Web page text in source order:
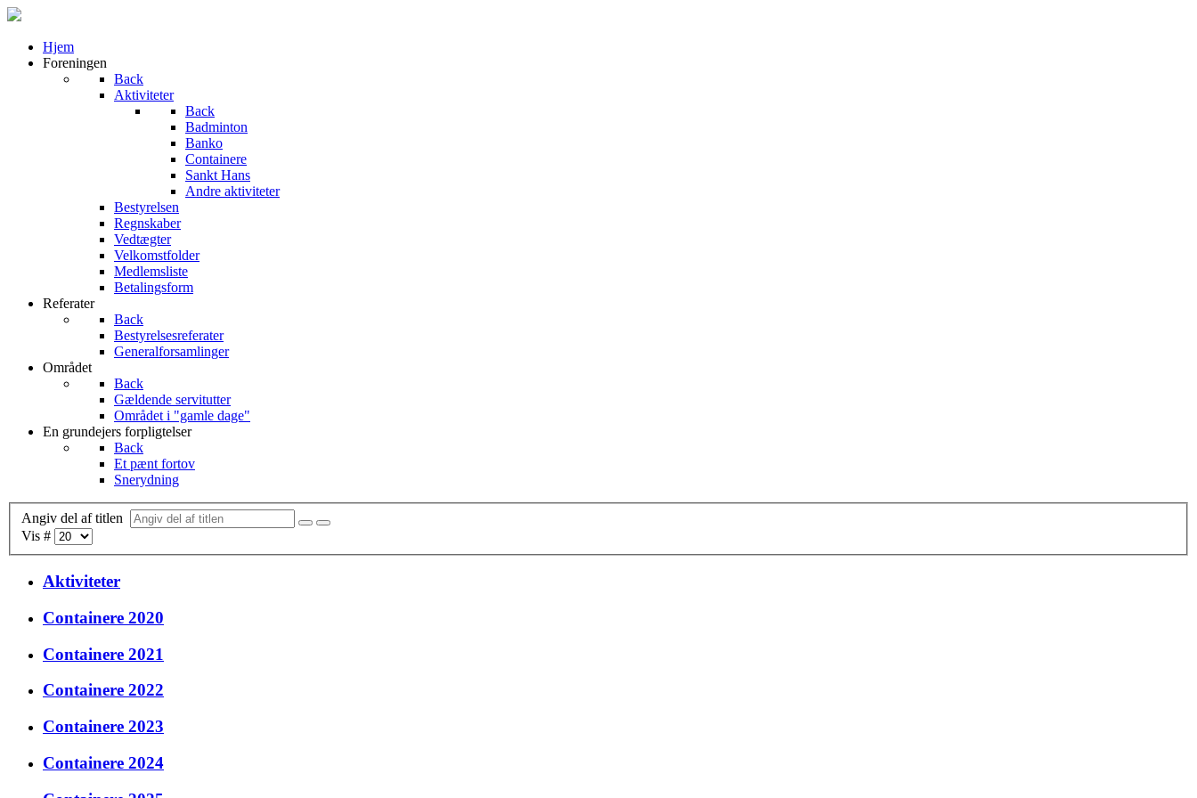
Hjem
Foreningen
Back
Aktiviteter
Back
Badminton
Banko
Containere
Sankt Hans
Andre aktiviteter
Bestyrelsen
Regnskaber
Vedtægter
Velkomstfolder
Medlemsliste
Betalingsform
Referater
Back
Bestyrelsesreferater
Generalforsamlinger
Området
Back
Gældende servitutter
Området i "gamle dage"
En grundejers forpligtelser
Back
Et pænt fortov
Snerydning
Angiv del af titlen
Vis #
Aktiviteter
Containere 2020
Containere 2021
Containere 2022
Containere 2023
Containere 2024